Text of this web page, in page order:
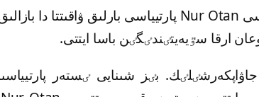
وعان ارقا سٷيەيتٸندٸگٸن باسا ايتتى.
بٸز شىنايى ٸستەر